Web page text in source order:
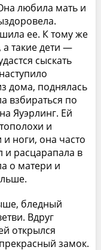
любила мать и
ее. К тому же
а такие дети —
сыскать
дома, поднялась
взбираться по
Яуэрлинг. Ей
и
ноги, она часто
и расцарапала в
о матери и
бледный
Вдруг
открылся
замок.